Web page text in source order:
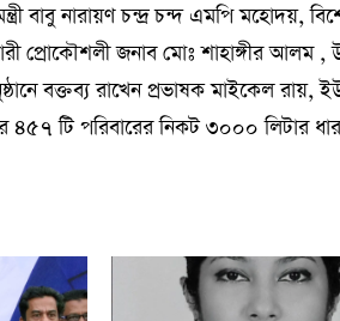
বাবু নারায়ণ চন্দ্র চন্দ এমপি মহোদয়,
প্রোকৌশলী জনাব মোঃ শাহাঙ্গীর আলম ,
বক্তব্য রাখেন প্রভাষক মাইকেল রায়,
৪৫৭ টি পরিবারের নিকট ৩০০০ লিটার